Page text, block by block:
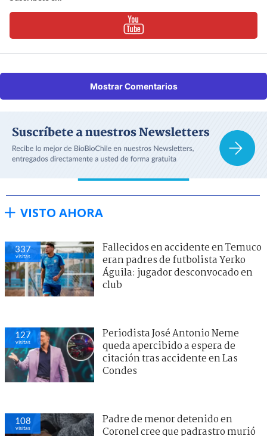
Mostrar Comentarios
VISTO AHORA
337
visitas
Fallecidos en accidente en Temuco
eran padres de futbolista Yerko
Águila: jugador desconvocado en
club
127
visitas
Periodista José Antonio Neme
queda apercibido a espera de
citación tras accidente en Las
Condes
108
visitas
Padre de menor detenido en
Coronel cree que padrastro murió